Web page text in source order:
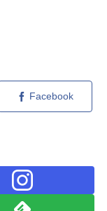
Facebook